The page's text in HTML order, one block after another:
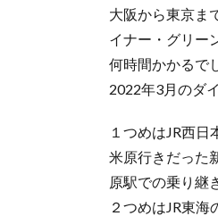
大阪から東京ま
イナー・グリー
何時間かかるで
2022年3月のダ
１つめはJR西
米原行きだった
原駅での乗り継
２つめはJR東